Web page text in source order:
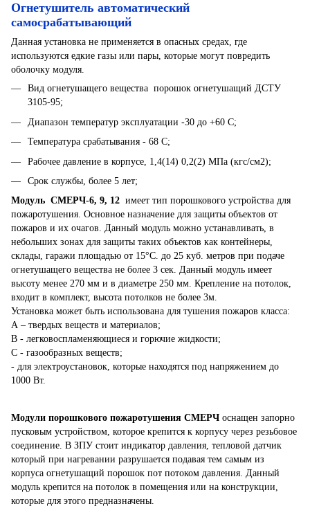
Огнетушитель автоматический
самосрабатывающий
Данная установка не применяется в опасных средах, где
используются едкие газы или пары, которые могут повредить
оболочку модуля.
Вид огнетушащего вещества порошок огнетушащий ДСТУ
3105-95;
Диапазон температур эксплуатации -30 до +60 С;
Температура срабатывания - 68 С;
Рабочее давление в корпусе, 1,4(14) 0,2(2) МПа (кгс/см2);
Срок службы, более 5 лет;
Модуль СМЕРЧ-6, 9, 12 имеет тип порошкового устройства для
пожаротушения. Основное назначение для защиты объектов от
пожаров и их очагов. Данный модуль можно устанавливать, в
небольших зонах для защиты таких объектов как контейнеры,
склады, гаражи площадью от 15°С. до 25 куб. метров при подаче
огнетушащего вещества не более 3 сек. Данный модуль имеет
высоту менее 270 мм и в диаметре 250 мм. Крепление на потолок,
входит в комплект, высота потолков не более 3м.
Установка может быть использована для тушения пожаров класса:
А – твердых веществ и материалов;
В - легковоспламеняющиеся и горючие жидкости;
С - газообразных веществ;
- для электроустановок, которые находятся под напряжением до
1000 Вт.
Модули порошкового пожаротушения СМЕРЧ оснащен запорно
пусковым устройством, которое крепится к корпусу через резьбовое
соединение. В ЗПУ стоит индикатор давления, тепловой датчик
который при нагревании разрушается подавая тем самым из
корпуса огнетушащий порошок пот потоком давления. Данный
модуль крепится на потолок в помещения или на конструкции,
которые для этого предназначены.